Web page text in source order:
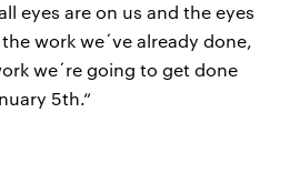
eyes are on us and the eyes
work we´ve already done,
we´re going to get done
5th.“